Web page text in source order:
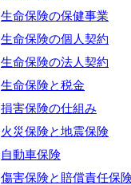
生命保険の保健事業
生命保険の個人契約
生命保険の法人契約
生命保険と税金
損害保険の仕組み
火災保険と地震保険
自動車保険
傷害保険と賠償責任保